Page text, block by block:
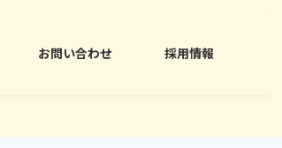
お問い合わせ 採用情報